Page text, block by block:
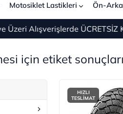
Motosiklet Lastikleri Ön-
ÜCRETSİZ KARGO
için etiket sonuçları
HIZLI
TESLİMAT